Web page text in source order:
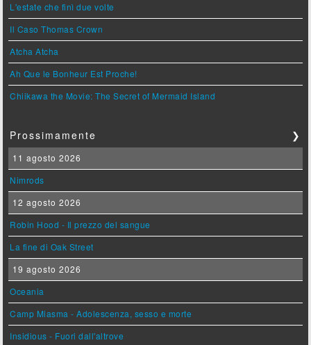
L'estate che finì due volte
Il Caso Thomas Crown
Atcha Atcha
Ah Que le Bonheur Est Proche!
Chiikawa the Movie: The Secret of Mermaid Island
Prossimamente ❯
11 agosto 2026
Nimrods
12 agosto 2026
Robin Hood - Il prezzo del sangue
La fine di Oak Street
19 agosto 2026
Oceania
Camp Miasma - Adolescenza, sesso e morte
Insidious - Fuori dall'altrove